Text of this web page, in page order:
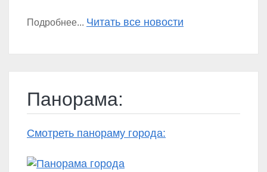
Подробнее... Читать все новости
Панорама:
Смотреть панораму города: